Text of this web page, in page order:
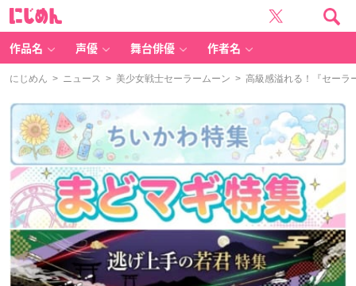
作品名 声優 舞台俳優 作者名
にじめん > ニュース > 美少女戦士セーラームーン > 高級感溢れる！『セーラ